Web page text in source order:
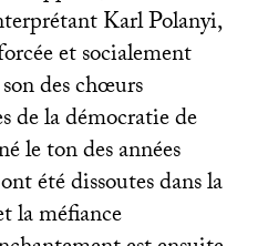
Karl Polanyi,
et socialement
des chœurs
de la démocratie de
le ton des années
été dissoutes dans la
la méfiance